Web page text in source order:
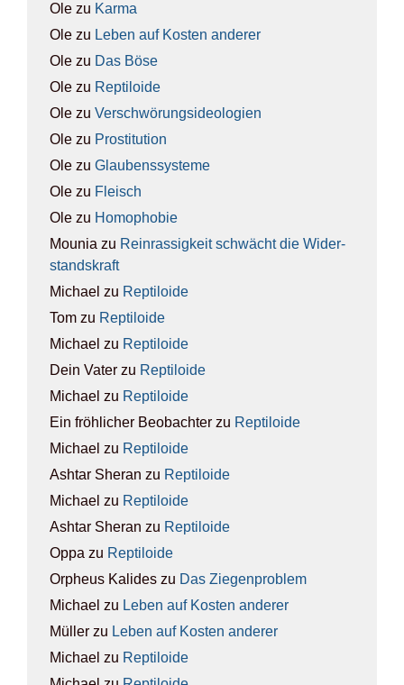
Ole zu Kar­ma
Ole zu Leben auf Kos­ten ande­rer
Ole zu Das Böse
Ole zu Rep­ti­lo­ide
Ole zu Ver­schwö­rungs­ideo­lo­gien
Ole zu Pro­sti­tu­ti­on
Ole zu Glau­bens­sys­te­me
Ole zu Fleisch
Ole zu Homo­pho­bie
Mounia zu Rein­ras­sig­keit schwächt die Wider­
stands­kraft
Michael zu Rep­ti­lo­ide
Tom zu Rep­ti­lo­ide
Michael zu Rep­ti­lo­ide
Dein Vater zu Rep­ti­lo­ide
Michael zu Rep­ti­lo­ide
Ein fröhlicher Beobachter zu Rep­ti­lo­ide
Michael zu Rep­ti­lo­ide
Ashtar Sheran zu Rep­ti­lo­ide
Michael zu Rep­ti­lo­ide
Ashtar Sheran zu Rep­ti­lo­ide
Oppa zu Rep­ti­lo­ide
Orpheus Kalides zu Das Zie­gen­pro­blem
Michael zu Leben auf Kos­ten ande­rer
Müller zu Leben auf Kos­ten ande­rer
Michael zu Rep­ti­lo­ide